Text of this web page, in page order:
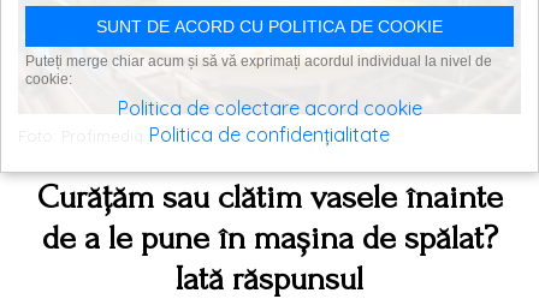
Curățăm sau clătim vasele înainte
de a le pune în mașina de spălat?
Iată răspunsul
SUNT DE ACORD CU POLITICA DE COOKIE
Puteți merge chiar acum și să vă exprimați acordul individual la nivel de
cookie:
Politica de colectare acord cookie
Politica de confidențialitate